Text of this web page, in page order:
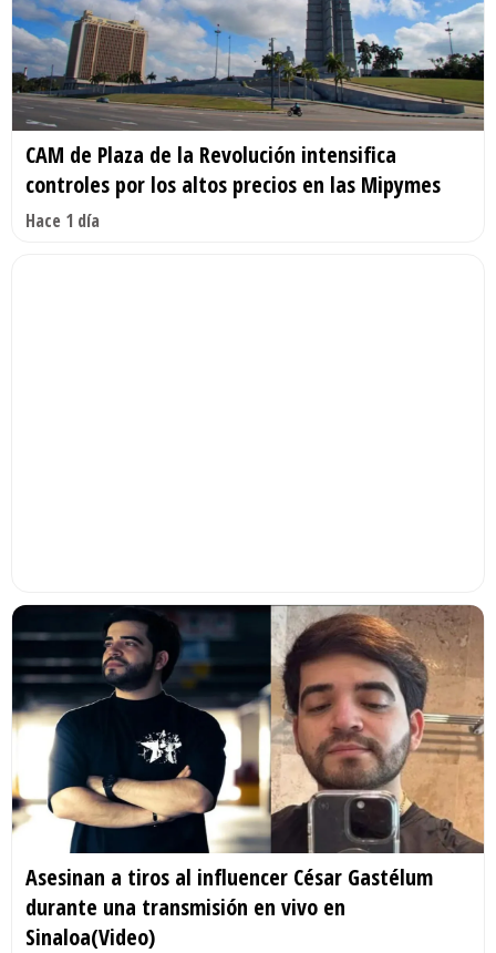
CAM de Plaza de la Revolución intensifica
controles por los altos precios en las Mipymes
Hace 1 día
Asesinan a tiros al influencer César Gastélum
durante una transmisión en vivo en
Sinaloa(Video)